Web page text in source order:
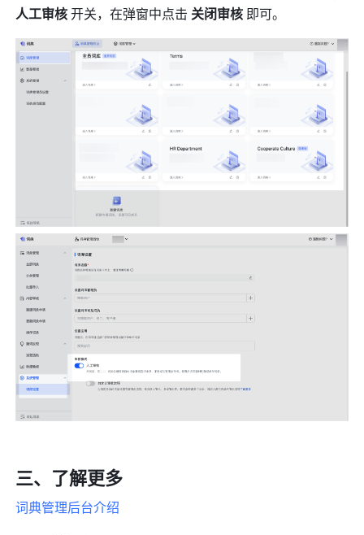
人工审核 开关，在弹窗中点击 关闭审核 即可。
三、了解更多
词典管理后台介绍